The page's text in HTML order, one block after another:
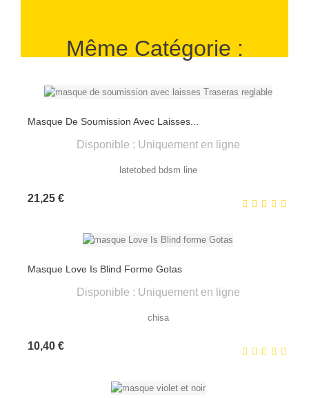
Même Catégorie :
Masque De Soumission Avec Laisses...
Disponible : Uniquement en ligne
latetobed bdsm line
21,25 €Prix
Masque Love Is Blind Forme Gotas
Disponible : Uniquement en ligne
chisa
10,40 €Prix